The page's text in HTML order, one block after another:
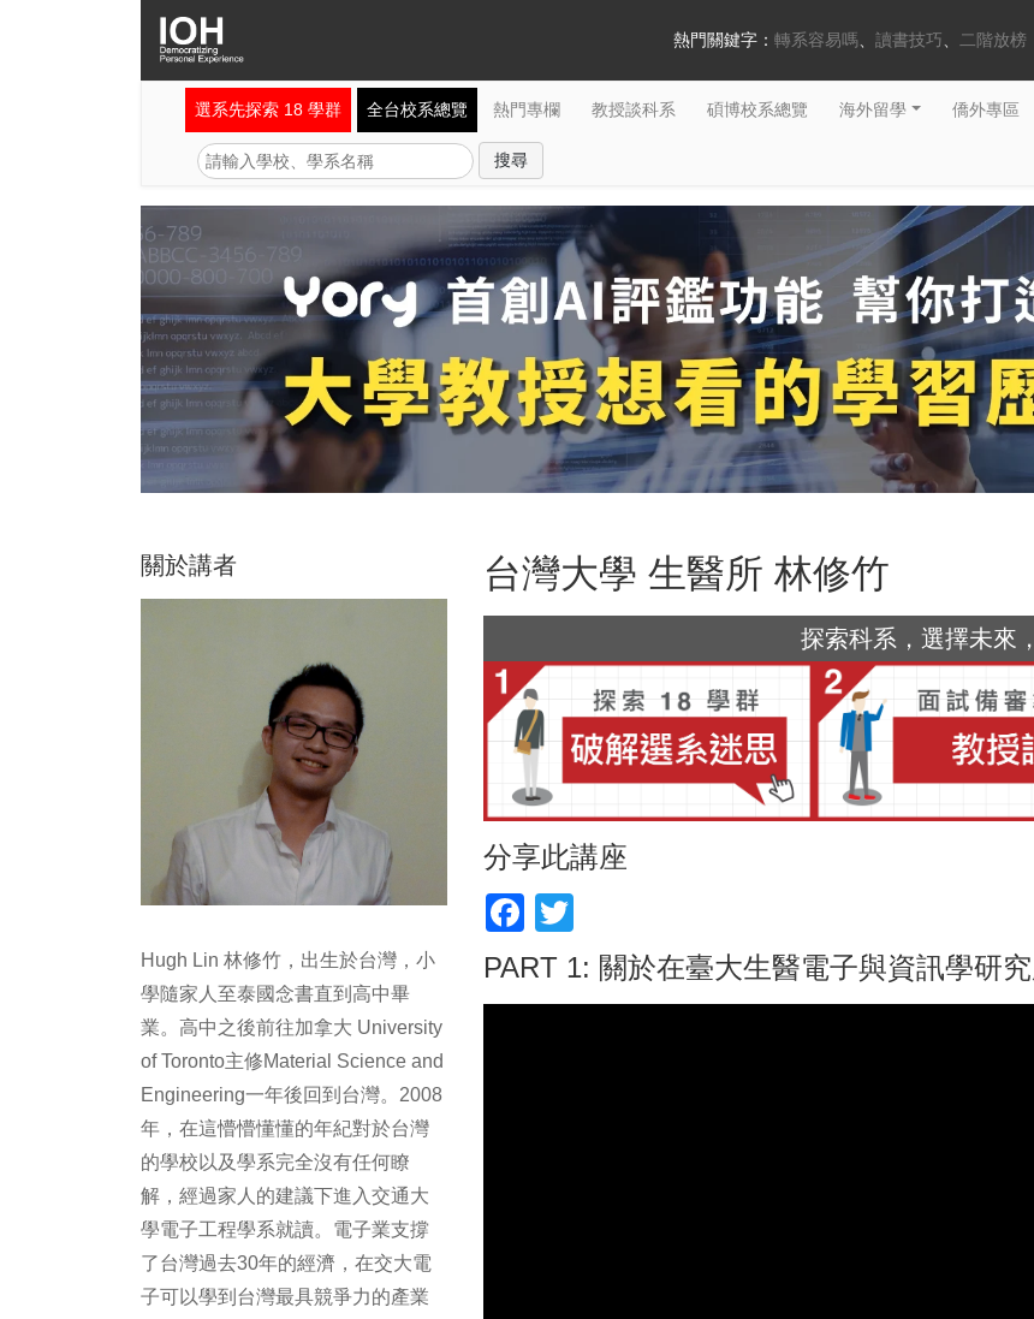
熱門關鍵字： 轉系容易嗎 讀書技巧 二階放榜
選系先探索 18 學群 全台校系總覽 熱門專欄 教授談科系 碩博校系總覽 海外留學 僑外專區
關於講者
Hugh Lin 林修竹，出生於台灣，小
學隨家人至泰國念書直到高中畢
業。高中之後前往加拿大 University
of Toronto主修Material Science and
Engineering一年後回到台灣。2008
年，在這懵懵懂懂的年紀對於台灣
的學校以及學系完全沒有任何瞭
解，經過家人的建議下進入交通大
學電子工程學系就讀。電子業支撐
了台灣過去30年的經濟，在交大電
子可以學到台灣最具競爭力的產業
台灣大學 生醫所 林修竹
探索科系，選擇未來
分享此講座
Facebook
PART 1: 關於在臺大生醫電子與資訊學研